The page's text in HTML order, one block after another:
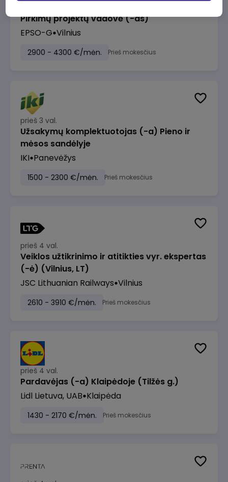
Pirkimų projektų vadovė (-as)
EPSO-G Vilnius
2900 - 4300 €/mėn. Prieš mokesčius
prieš 3 val.
Užsakymų komplektuotojas (-a) Pieno ir
mėsos sandėlyje
IKI Panevėžys
1500 - 2300 €/mėn. Prieš mokesčius
prieš 4 val.
Veiklos užtikrinimo ir atitikties vyr. ekspertas
(-ė) (Vilnius, LT)
JSC Lithuanian Railways Vilnius
2610 - 3910 €/mėn. Prieš mokesčius
prieš 4 val.
Pardavėjas (-a) Klaipėdoje (Tilžės g.)
Lidl Lietuva, UAB Klaipėda
1430 - 2170 €/mėn. Prieš mokesčius